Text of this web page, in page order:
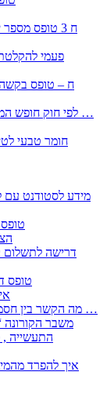
) 1998 ( לפי חוק חופש המידע התשנ;ח – טופס בקשה לקבלת …
חומר טבעי
טופס ירוק
2356 –
– לבעלי עסקים ובעולם העבודה EMDR מה הקשר בין חסמים …
– משבר הקורונה “?